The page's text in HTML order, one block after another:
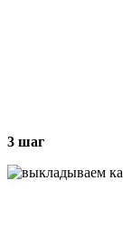
3 шаг